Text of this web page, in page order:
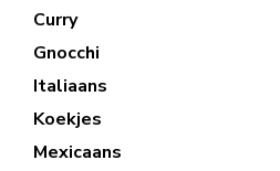
Curry
Gnocchi
Italiaans
Koekjes
Mexicaans